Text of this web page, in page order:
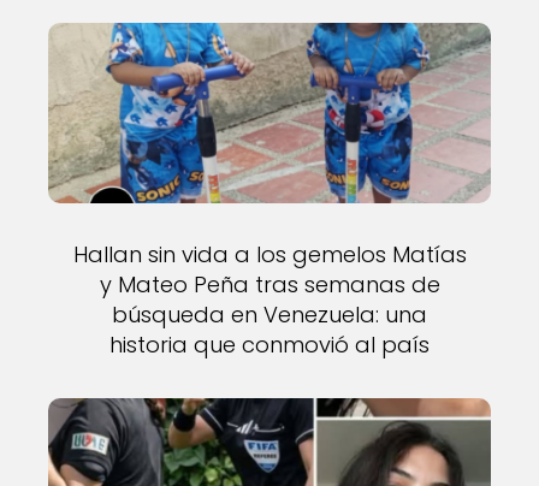
Hallan sin vida a los gemelos Matías
y Mateo Peña tras semanas de
búsqueda en Venezuela: una
historia que conmovió al país